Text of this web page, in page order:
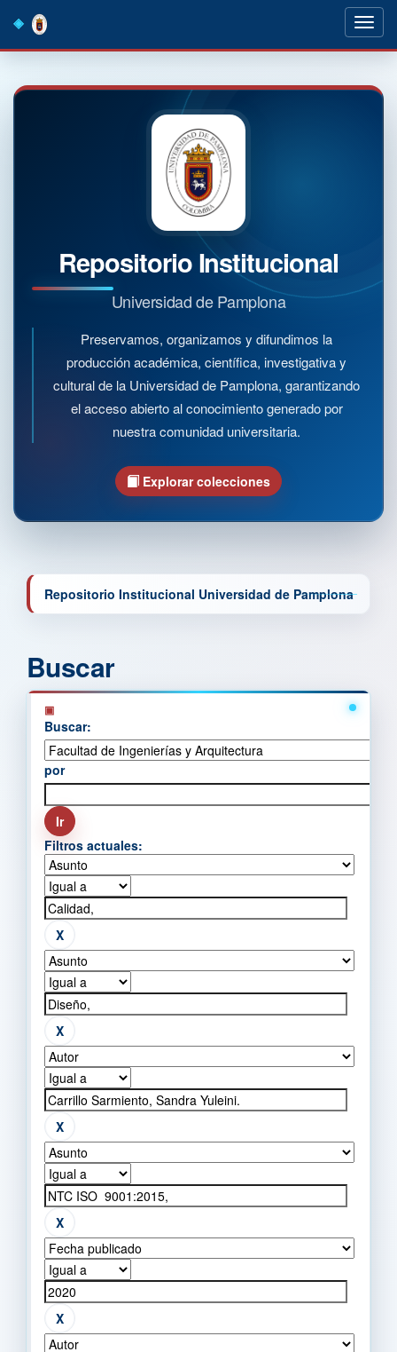
navigation
Repositorio Institucional
Universidad de Pamplona
Preservamos, organizamos y difundimos la
producción académica, científica, investigativa y
cultural de la Universidad de Pamplona, garantizando
el acceso abierto al conocimiento generado por
nuestra comunidad universitaria.
Explorar colecciones
Repositorio Institucional Universidad de Pamplona
Buscar
Buscar:
por
Filtros actuales: